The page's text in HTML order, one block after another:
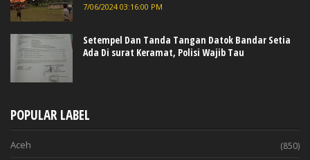
7/06/2024 03:16:00 PM
Setempel Dan Tanda Tangan Datok Bandar Setia
Ada Di surat Keramat, Polisi Wajib Tau
POPULAR LABEL
Aceh (850)